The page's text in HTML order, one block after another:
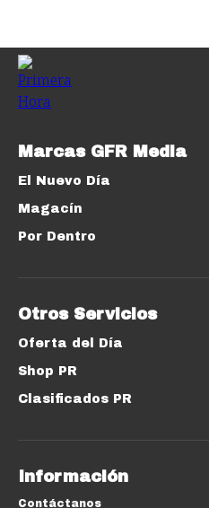
Marcas GFR Media
El Nuevo Día
Magacín
Por Dentro
Otros Servicios
Oferta del Día
Shop PR
Clasificados PR
Información
Contáctanos